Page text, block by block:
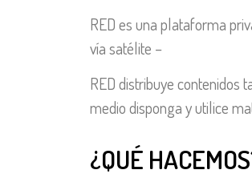
RED es una plataforma
vía satélite –
RED distribuye contenidos
medio disponga y utilice
¿QUÉ